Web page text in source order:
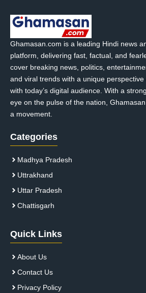
Ghamasan.com is a leading Hindi news
platform, delivering fast, factual, and
cover breaking news, politics,
and viral trends with a unique
with today’s digital audience. With a
eye on the pulse of the nation,
a movement.
Categories
Madhya Pradesh
Uttrakhand
Uttar Pradesh
Chattisgarh
Quick Links
About Us
Contact Us
Privacy Policy